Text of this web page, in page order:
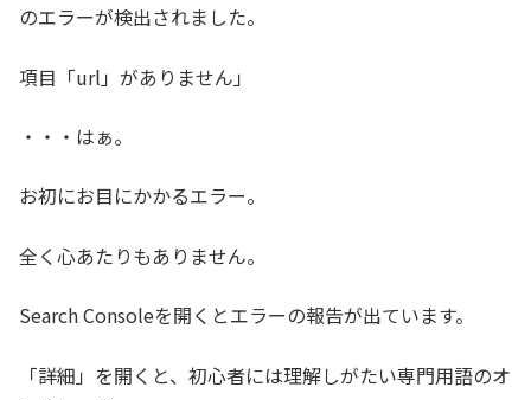
のエラーが検出されました。
項目「url」がありません」
・・・はぁ。
お初にお目にかかるエラー。
全く心あたりもありません。
Search Consoleを開くとエラーの報告が出ています。
「詳細」を開くと、初心者には理解しがたい専門用語のオ